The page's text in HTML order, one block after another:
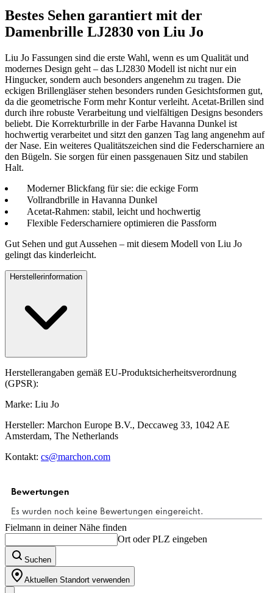
Bestes Sehen garantiert mit der
Damenbrille LJ2830 von Liu Jo
Liu Jo Fassungen sind die erste Wahl, wenn es um Qualität und
modernes Design geht – das LJ2830 Modell ist nicht nur ein
Hingucker, sondern auch besonders angenehm zu tragen. Die
eckigen Brillengläser stehen besonders runden Gesichtsformen gut,
da die geometrische Form mehr Kontur verleiht. Acetat-Brillen sind
durch ihre robuste Verarbeitung und vielfältigen Designs besonders
beliebt. Die Korrekturbrille in der Farbe Havanna Dunkel ist
hochwertig verarbeitet und sitzt den ganzen Tag lang angenehm auf
der Nase. Ein weiteres Qualitätszeichen sind die Federscharniere an
den Bügeln. Sie sorgen für einen passgenauen Sitz und stabilen
Halt.
Moderner Blickfang für sie: die eckige Form
Vollrandbrille in Havanna Dunkel
Acetat-Rahmen: stabil, leicht und hochwertig
Flexible Federscharniere optimieren die Passform
Gut Sehen und gut Aussehen – mit diesem Modell von Liu Jo
gelingt das kinderleicht.
Herstellerinformation
Herstellerangaben gemäß EU-Produktsicherheitsverordnung
(GPSR):
Marke: Liu Jo
Hersteller: Marchon Europe B.V., Deccaweg 33, 1042 AE
Amsterdam, The Netherlands
Kontakt: cs@marchon.com
Fielmann in deiner Nähe finden
Ort oder PLZ eingeben
Suchen
Aktuellen Standort verwenden